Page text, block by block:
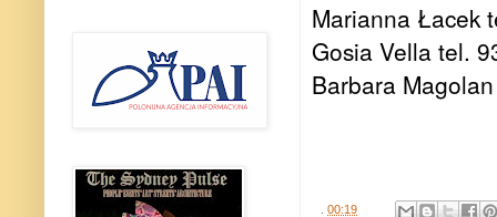
Marianna Łacek
Gosia Vella tel.
Barbara
00:19